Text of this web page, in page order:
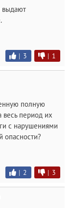
выдают
| 3 | 1
полную
весь период их
с нарушениями
опасности?
| 2 | 3